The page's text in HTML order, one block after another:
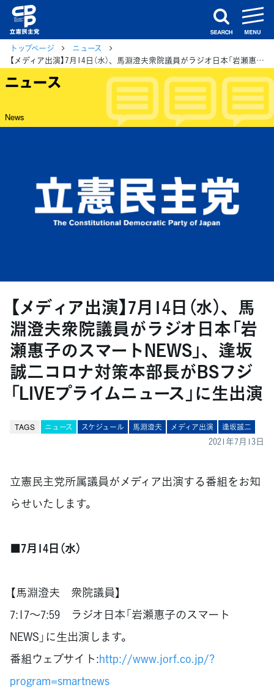
search
トップページ
ニュース
【メディア出演】7月14日（水）、馬淵澄夫衆院議員がラジオ日本「岩瀬惠子のスマートNEWS」、逢坂誠二コロナ対策本部長がBSフジ「LIVEプライムニュース」に生出演
ニュース
News
【メディア出演】7月14日（水）、馬
淵澄夫衆院議員がラジオ日本「岩
瀬惠子のスマートNEWS」、逢坂
誠二コロナ対策本部長がBSフジ
「LIVEプライムニュース」に生出演
TAGS ニュース スケジュール 馬淵澄夫 メディア出演 逢坂誠二
2021年7月13日
立憲民主党所属議員がメディア出演する番組をお知
らせいたします。
■7月14日（水）
【馬淵澄夫 衆院議員】
7:17～7:59 ラジオ日本「岩瀬惠子のスマート
NEWS」に生出演します。
番組ウェブサイト:http://www.jorf.co.jp/?
program=smartnews